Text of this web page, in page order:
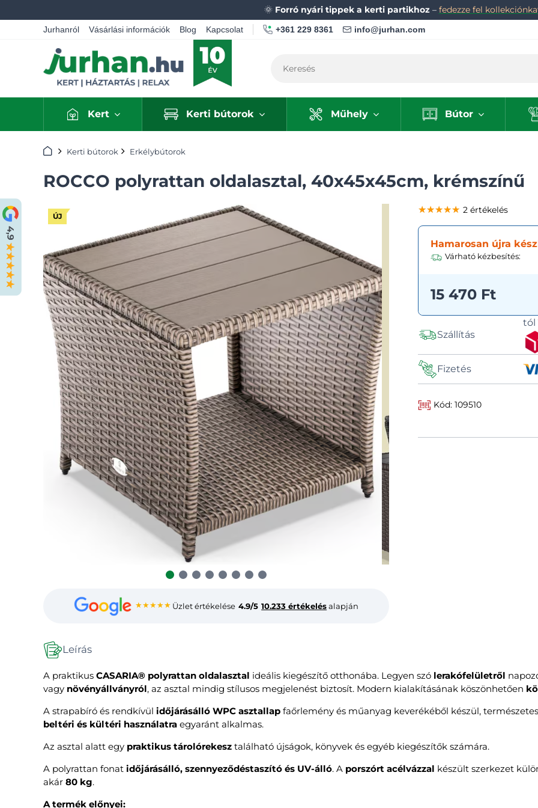
🌞 Forró nyári tippek a kerti partikhoz– fedezze fel
Jurhanról Vásárlási információk Blog Kapcsolat +361 229 8361 info@jurhan.com
Kert Kerti bútorok Műhely Bútor
KezdőlapKerti bútorok Erkélybútorok
ROCCO polyrattan oldalasztal, 40x45x45cm, krémszínű
ÚJ
★★★★★ Üzlet értékelése 4.9/5 10.233 értékelésalapján
★★★★★
★★★★★
★★★★★ 2 értékelés
Hamarosan újra
Várható kézbesítés:
15 470 Ft
Szállítás
tól
Fizetés
Kód: 109510
Leírás
A praktikus CASARIA® polyrattan oldalasztal ideális kiegészítő otthonába. Legyen szó lerakófelületről
vagy növényállványról, az asztal mindig stílusos megjelenést biztosít. Modern kialakításának köszönhetően
A strapabíró és rendkívül időjárásálló WPC asztallap faőrlemény és műanyag keverékéből készül,
beltéri és kültéri használatra egyaránt alkalmas.
Az asztal alatt egy praktikus tárolórekesz található újságok, könyvek és egyéb kiegészítők számára.
A polyrattan fonat időjárásálló, szennyeződéstaszító és UV-álló. A porszórt acélvázzal készült szerkezet
akár 80 kg.
A termék előnyei: